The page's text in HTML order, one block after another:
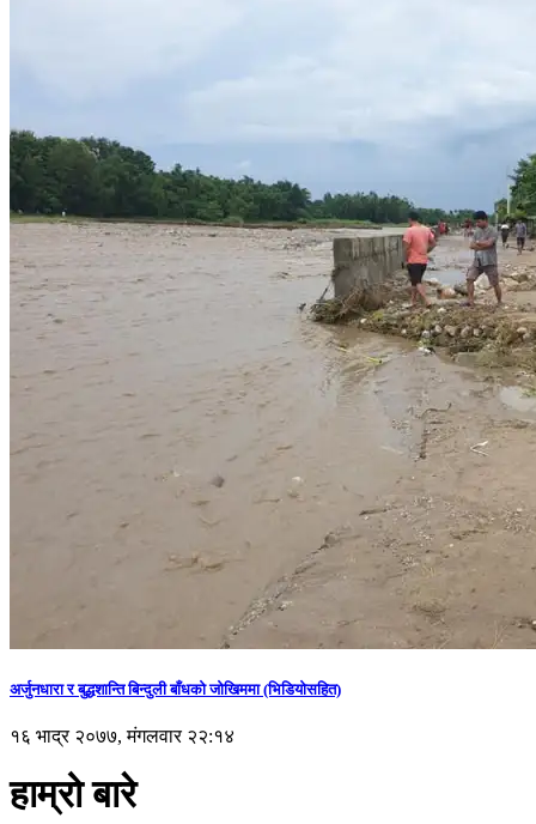
अर्जुनधारा र बुद्धशान्ति बिन्दुली बाँधको जोखिममा (भिडियाेसहित)
१६ भाद्र २०७७, मंगलवार २२:१४
हाम्रो बारे